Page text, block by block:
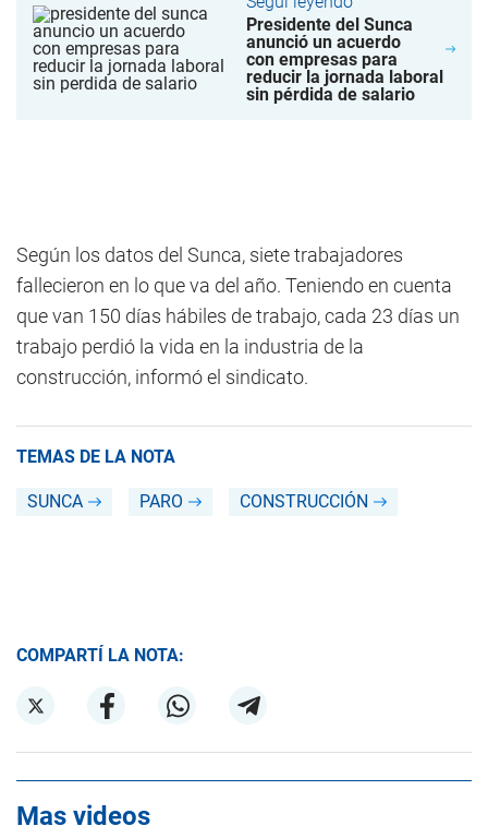
Presidente del Sunca
anunció un acuerdo
con empresas para
reducir la jornada laboral
sin pérdida de salario
Según los datos del Sunca, siete trabajadores
fallecieron en lo que va del año. Teniendo en cuenta
que van 150 días hábiles de trabajo, cada 23 días un
trabajo perdió la vida en la industria de la
construcción, informó el sindicato.
TEMAS DE LA NOTA
SUNCA PARO CONSTRUCCIÓN
COMPARTÍ LA NOTA:
Mas videos